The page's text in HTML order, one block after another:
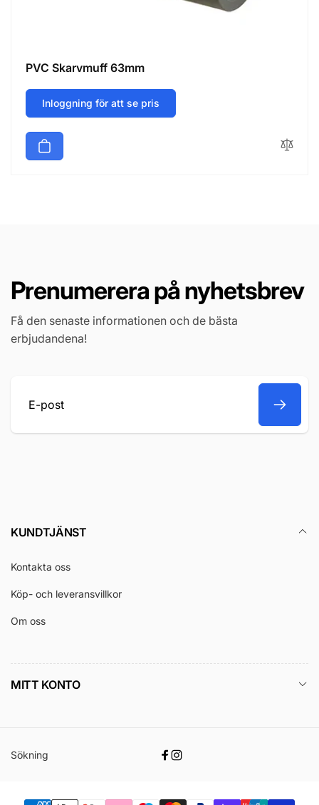
PVC Skarvmuff 63mm
Inloggning för att se pris
Prenumerera på nyhetsbrev
Få den senaste informationen och de bästa
erbjudandena!
E-
KUNDTJÄNST
Kontakta oss
Köp- och leveransvillkor
Om oss
MITT KONTO
Sökning
Facebook
Instagram